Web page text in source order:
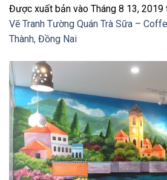
Được xuất bản vào Tháng 8 13, 2019
Vẽ Tranh Tường Quán Trà Sữa –
Thành, Đồng Nai